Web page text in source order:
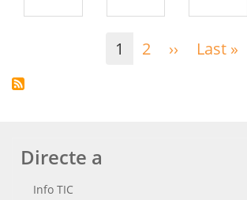
1 2 ›› Pàgina
Last »
Directe a
Info TIC